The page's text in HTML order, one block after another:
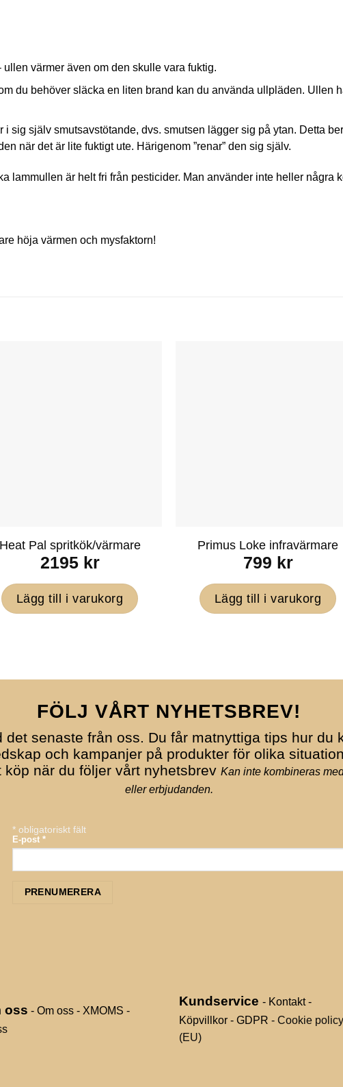
väljas
produktsidan
värmer även om den skulle vara fuktig.
du behöver släcka en liten brand kan du använda ullpläden. Ullen
i sig själv smutsavstötande, dvs. smutsen lägger sig på ytan. Detta
när det är lite fuktigt ute. Härigenom ”renar” den sig själv.
lammullen är helt fri från pesticider. Man använder inte heller några
höja värmen och mysfaktorn!
Heat Pal spritkök/värmare
2195 kr
Lägg till i varukorg
Primus Loke infravärmare
799 kr
Lägg till i varukorg
FÖLJ VÅRT NYHETSBREV!
det senaste från oss. Du får matnyttiga tips hur du
och kampanjer på produkter för olika
köp när du följer vårt nyhetsbrev Kan inte kombineras
eller erbjudanden.
* obligatoriskt fält
E-post*
oss - Om oss - XMOMS -
Kundservice - Kontakt -
Köpvillkor - GDPR - Cookie policy
(EU)